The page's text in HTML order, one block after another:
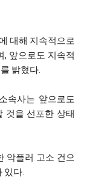
대해 지속적으로
, 앞으로도 지속적
밝혔다.
속사는 앞으로도
것을 선포한 상태
악플러 고소 건으
있다.